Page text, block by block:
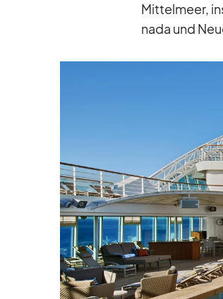
Mit­tel­meer,
nada und